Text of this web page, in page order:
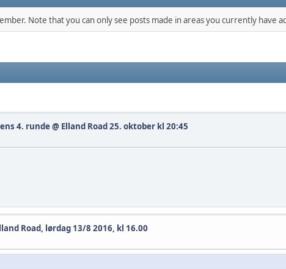
Note that you can only see posts made in areas you currently have
4. runde @ Elland Road 25. oktober kl 20:45
Road, lørdag 13/8 2016, kl 16.00